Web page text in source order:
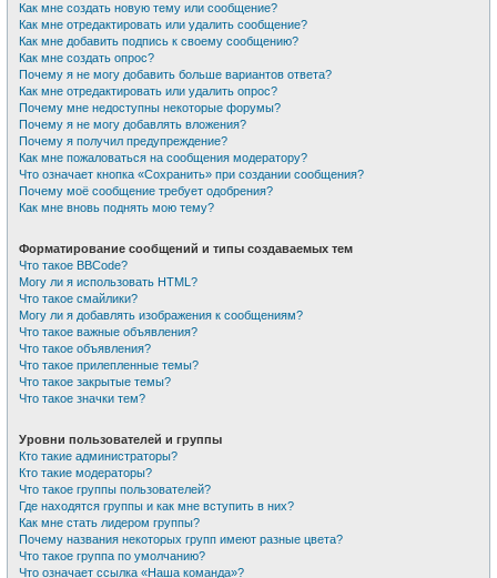
Как мне создать новую тему или сообщение?
Как мне отредактировать или удалить сообщение?
Как мне добавить подпись к своему сообщению?
Как мне создать опрос?
Почему я не могу добавить больше вариантов ответа?
Как мне отредактировать или удалить опрос?
Почему мне недоступны некоторые форумы?
Почему я не могу добавлять вложения?
Почему я получил предупреждение?
Как мне пожаловаться на сообщения модератору?
Что означает кнопка «Сохранить» при создании сообщения?
Почему моё сообщение требует одобрения?
Как мне вновь поднять мою тему?
Форматирование сообщений и типы создаваемых тем
Что такое BBCode?
Могу ли я использовать HTML?
Что такое смайлики?
Могу ли я добавлять изображения к сообщениям?
Что такое важные объявления?
Что такое объявления?
Что такое прилепленные темы?
Что такое закрытые темы?
Что такое значки тем?
Уровни пользователей и группы
Кто такие администраторы?
Кто такие модераторы?
Что такое группы пользователей?
Где находятся группы и как мне вступить в них?
Как мне стать лидером группы?
Почему названия некоторых групп имеют разные цвета?
Что такое группа по умолчанию?
Что означает ссылка «Наша команда»?